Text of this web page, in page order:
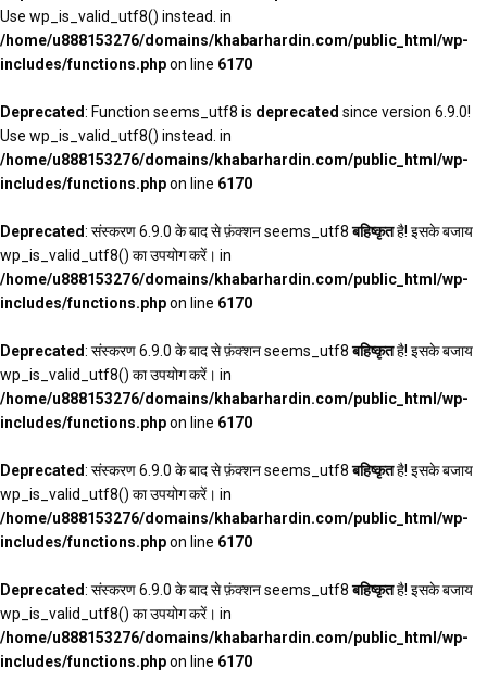
Use wp_is_valid_utf8() instead. in
/home/u888153276/domains/khabarhardin.com/public_html/wp-
includes/functions.phpon line 6170
Deprecated: Function seems_utf8 is deprecated since version 6.9.0!
Use wp_is_valid_utf8() instead. in
/home/u888153276/domains/khabarhardin.com/public_html/wp-
includes/functions.phpon line 6170
Deprecated: संस्करण 6.9.0 के बाद से फ़ंक्शन seems_utf8बहिष्कृतहै! इसके बजाय
wp_is_valid_utf8() का उपयोग करें। in
/home/u888153276/domains/khabarhardin.com/public_html/wp-
includes/functions.phpon line 6170
Deprecated: संस्करण 6.9.0 के बाद से फ़ंक्शन seems_utf8बहिष्कृतहै! इसके बजाय
wp_is_valid_utf8() का उपयोग करें। in
/home/u888153276/domains/khabarhardin.com/public_html/wp-
includes/functions.phpon line 6170
Deprecated: संस्करण 6.9.0 के बाद से फ़ंक्शन seems_utf8बहिष्कृतहै! इसके बजाय
wp_is_valid_utf8() का उपयोग करें। in
/home/u888153276/domains/khabarhardin.com/public_html/wp-
includes/functions.phpon line 6170
Deprecated: संस्करण 6.9.0 के बाद से फ़ंक्शन seems_utf8बहिष्कृतहै! इसके बजाय
wp_is_valid_utf8() का उपयोग करें। in
/home/u888153276/domains/khabarhardin.com/public_html/wp-
includes/functions.phpon line 6170